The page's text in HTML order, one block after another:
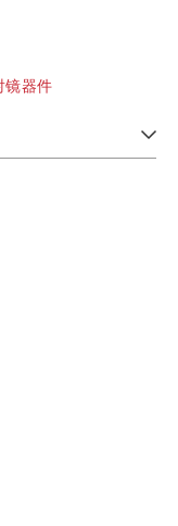
镜器件